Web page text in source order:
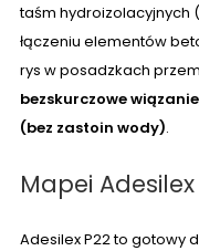
taśm hydroizolacyjnych
łączeniu elementów
rys w posadzkach
bezskurczowe
(bez zastoin wody).
Mapei Adesilex
Adesilex P22 to gotowy